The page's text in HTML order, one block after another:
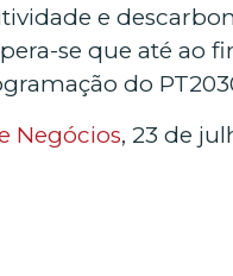
e
se que até ao
do
Negócios, 23 de